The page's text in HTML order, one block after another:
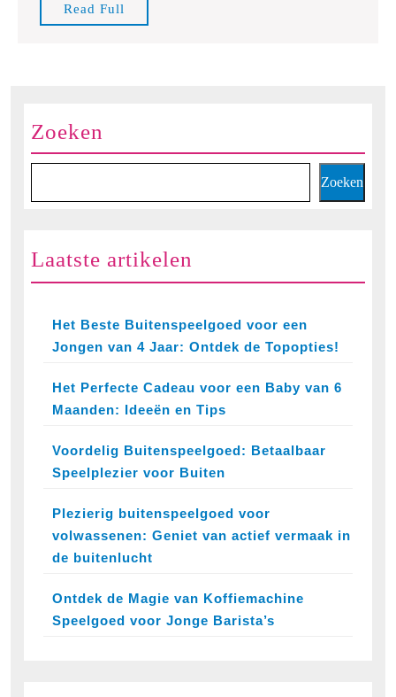
Read Full
Full
Zoeken
Zoeken
Laatste artikelen
Het Beste Buitenspeelgoed voor een
Jongen van 4 Jaar: Ontdek de Topopties!
Het Perfecte Cadeau voor een Baby van 6
Maanden: Ideeën en Tips
Voordelig Buitenspeelgoed: Betaalbaar
Speelplezier voor Buiten
Plezierig buitenspeelgoed voor
volwassenen: Geniet van actief vermaak in
de buitenlucht
Ontdek de Magie van Koffiemachine
Speelgoed voor Jonge Barista’s